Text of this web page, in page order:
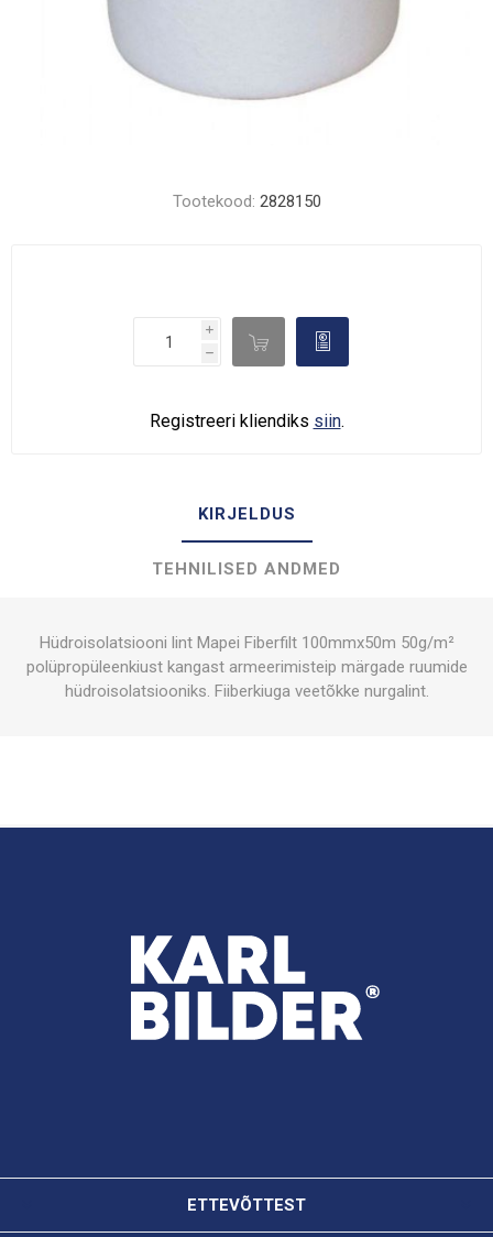
Tootekood: 2828150
i
h
d 
Registreeri kliendiks siin.
KIRJELDUS
TEHNILISED ANDMED
Hüdroisolatsiooni lint Mapei Fiberfilt 100mmx50m 50g/m²
polüpropüleenkiust kangast armeerimisteip märgade ruumide
hüdroisolatsiooniks. Fiiberkiuga veetõkke nurgalint.
ETTEVÕTTEST